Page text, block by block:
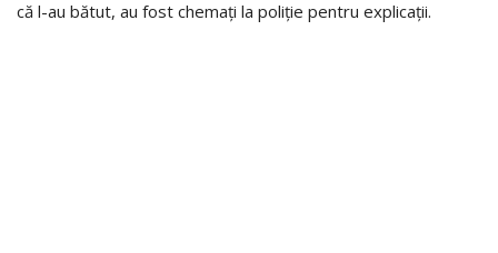
că l-au bătut, au fost chemați la poliție pentru explicații.